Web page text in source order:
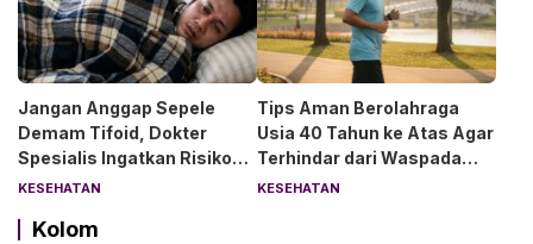
Jangan Anggap Sepele
Demam Tifoid, Dokter
Spesialis Ingatkan Risiko
Kebocoran Usus
KESEHATAN
Tips Aman Berolahraga
Usia 40 Tahun ke Atas Agar
Terhindar dari Waspada
“Angin Duduk”
KESEHATAN
Kolom